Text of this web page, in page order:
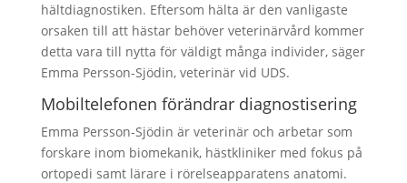
hältdiagnostiken. Eftersom hälta är den vanligaste
orsaken till att hästar behöver veterinärvård kommer
detta vara till nytta för väldigt många individer, säger
Emma Persson-Sjödin, veterinär vid UDS.
Mobiltelefonen förändrar diagnostisering
Emma Persson-Sjödin är veterinär och arbetar som
forskare inom biomekanik, hästkliniker med fokus på
ortopedi samt lärare i rörelseapparatens anatomi.